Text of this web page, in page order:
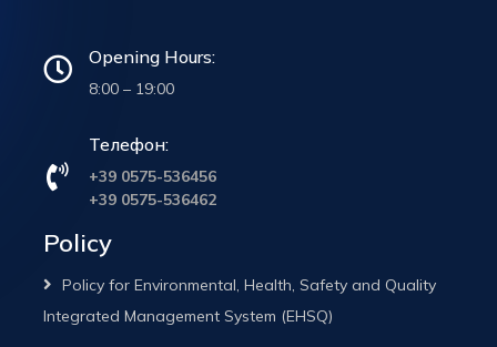
Opening Hours:
8:00 – 19:00
Телефон:
+39 0575-536456
+39 0575-536462
Policy
Policy for Environmental, Health, Safety and Quality
Integrated Management System (EHSQ)